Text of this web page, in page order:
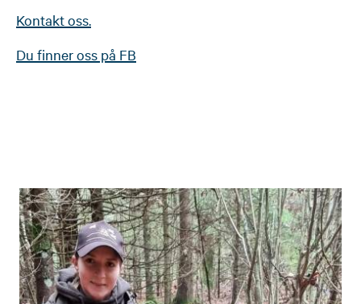
Kontakt oss.
Du finner oss på FB